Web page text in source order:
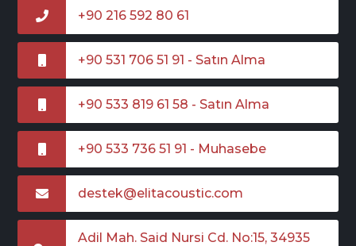
+90 216 592 80 61
+90 531 706 51 91 - Satın Alma
+90 533 819 61 58 - Satın Alma
+90 533 736 51 91 - Muhasebe
destek@elitacoustic.com
Adil Mah. Said Nursi Cd. No:15, 34935